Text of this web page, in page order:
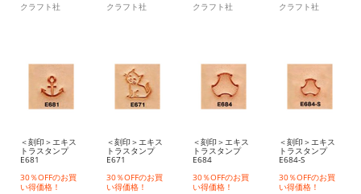
クラフト社
クラフト社
クラフト社
クラフト社
＜刻印＞エキス
トラスタンプ
E681
30％OFFのお買
い得価格！
＜刻印＞エキス
トラスタンプ
E671
30％OFFのお買
い得価格！
＜刻印＞エキス
トラスタンプ
E684
30％OFFのお買
い得価格！
＜刻印＞エキス
トラスタンプ
E684-S
30％OFFのお買
い得価格！